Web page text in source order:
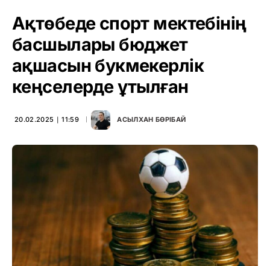
Ақтөбеде спорт мектебінің
басшылары бюджет
ақшасын букмекерлік
кеңселерде ұтылған
20.02.2025 ∣ 11:59 АСЫЛХАН БӨРІБАЙ